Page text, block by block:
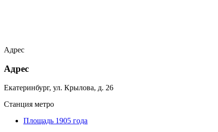
Адрес
Адрес
Екатеринбург, ул. Крылова, д. 26
Станция метро
Площадь 1905 года